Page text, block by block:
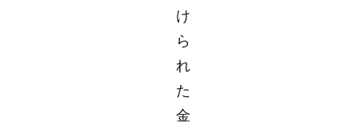
け
ら
れ
た
金